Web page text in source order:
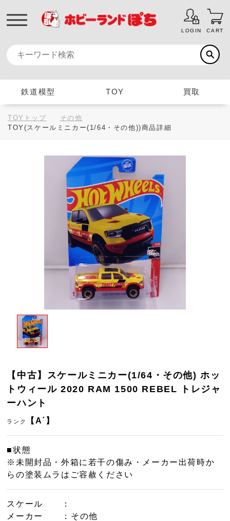
LOGIN CART
鉄道模型 TOY 買取
TOYトップ
その他
TOY(スケールミニカー(1/64・その他))商品詳細
【中古】スケールミニカー(1/64・その他) ホッ
トウィール 2020 RAM 1500 REBEL トレジャ
ーハント
ランク 【A´】
■状態
※未開封品・外箱に若干の傷み・メーカー出荷時か
らの塗装ムラはご容赦ください
スケール
：
メーカー
：その他